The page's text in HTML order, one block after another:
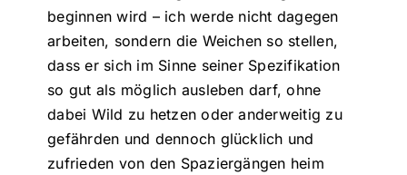
beginnen wird – ich werde nicht dagegen
arbeiten, sondern die Weichen so stellen,
dass er sich im Sinne seiner Spezifikation
so gut als möglich ausleben darf, ohne
dabei Wild zu hetzen oder anderweitig zu
gefährden und dennoch glücklich und
zufrieden von den Spaziergängen heim